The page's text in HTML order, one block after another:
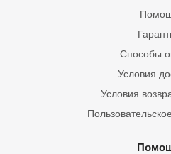
Способы
Условия
Условия